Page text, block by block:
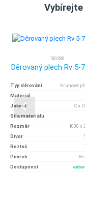
100280
Děrovaný plech Rv 5-
Typ děrování
Kruhové
Materiál
Jakost
Cu-
Síla materiálu
Rozměr
1000 x
Otvor
Rozteč
Povrch
Dostupnost